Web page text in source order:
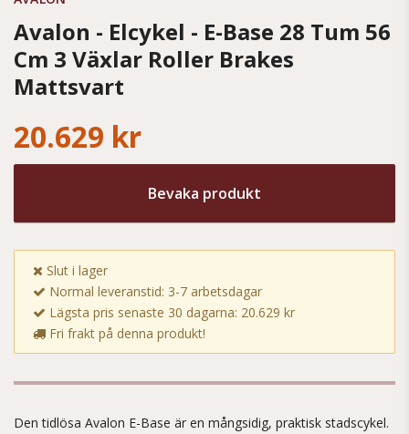
Avalon - Elcykel - E-Base 28 Tum 56
Cm 3 Växlar Roller Brakes
Mattsvart
20.629 kr
Bevaka produkt
Slut i lager
Normal leveranstid: 3-7 arbetsdagar
Lägsta pris senaste 30 dagarna: 20.629 kr
Fri frakt på denna produkt!
Den tidlösa Avalon E-Base är en mångsidig, praktisk stadscykel.